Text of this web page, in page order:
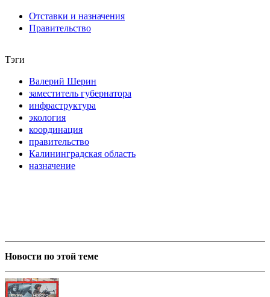
Отставки и назначения
Правительство
Тэги
Валерий Шерин
заместитель губернатора
инфраструктура
экология
координация
правительство
Калининградская область
назначение
Новости по этой теме